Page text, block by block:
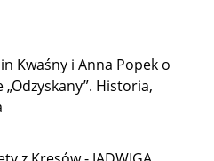
Kwaśny i Anna Popek o
„Odzyskany”. Historia,